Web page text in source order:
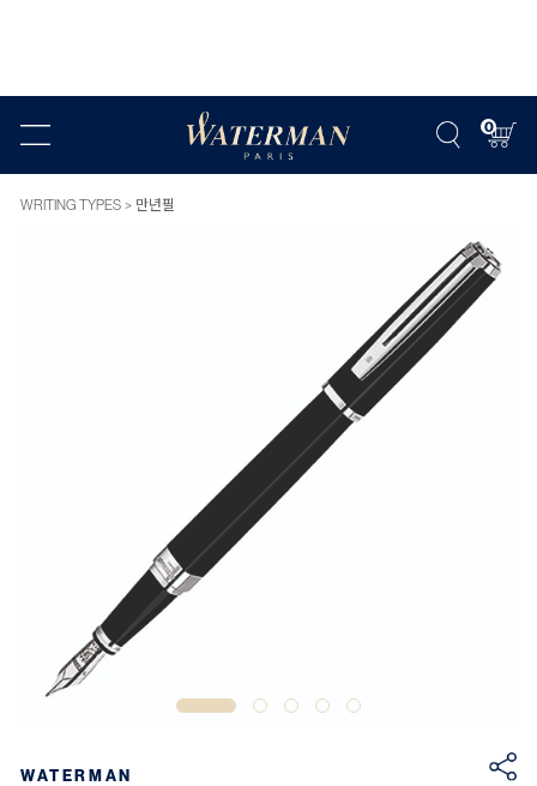
0
WRITING TYPES 만년필
WATERMAN